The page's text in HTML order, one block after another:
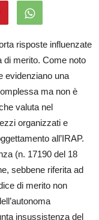
risposte influenzate
di merito. Come noto
evidenziano una
ma non è
valuta nel
organizzati e
all’IRAP.
(n. 17190 del 18
sebbene riferita ad
di merito non
insussistenza del